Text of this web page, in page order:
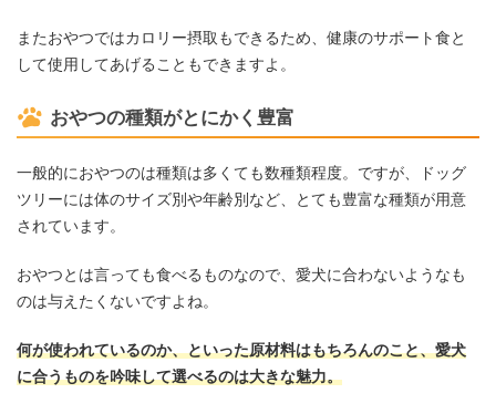
またおやつではカロリー摂取もできるため、健康のサポート食と
して使用してあげることもできますよ。
おやつの種類がとにかく豊富
一般的におやつのは種類は多くても数種類程度。ですが、ドッグ
ツリーには体のサイズ別や年齢別など、とても豊富な種類が用意
されています。
おやつとは言っても食べるものなので、愛犬に合わないようなも
のは与えたくないですよね。
何が使われているのか、といった原材料はもちろんのこと、愛犬
に合うものを吟味して選べるのは大きな魅力。